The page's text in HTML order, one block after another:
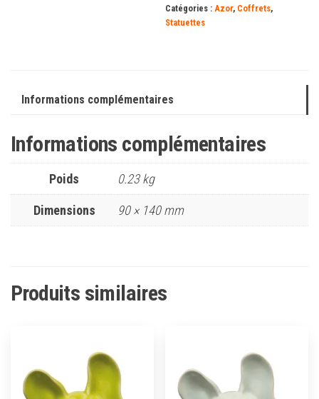
Catégories : Azor, Coffrets,
Statuettes
Informations complémentaires
Informations complémentaires
Poids 0.23 kg
Dimensions 90 × 140 mm
Produits similaires